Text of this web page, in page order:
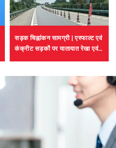
सड़क चिह्नांकन सामग्री | एस्फाल्ट एवं
कंक्रीट सड़कों पर यातायात रेखा एवं